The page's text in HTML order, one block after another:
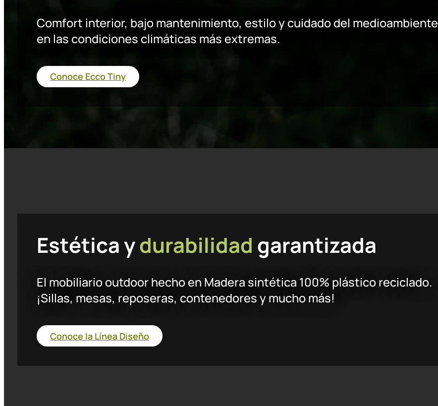
Comfort interior, bajo mantenimiento, estilo y cuidado del medioambiente
en las condiciones climáticas más extremas.
Conoce Ecco Tiny
Estética ydurabilidad garantizada
El mobiliario outdoor hecho en Madera sintética 100% plástico reciclado.
¡Sillas, mesas, reposeras, contenedores y mucho más!
Conoce la Línea Diseño